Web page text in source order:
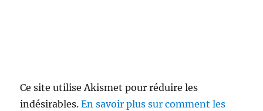
Ce site utilise Akismet pour réduire les
indésirables.En savoir plus sur comment les